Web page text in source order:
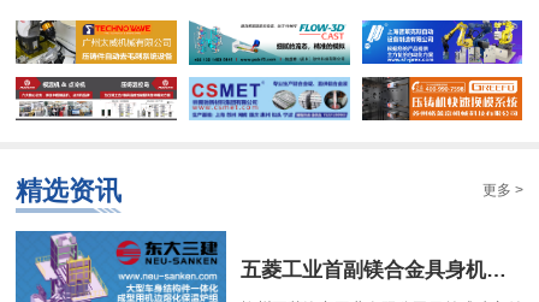
精选资讯 更多 >
​五菱工业首副镁合金具身机器人骨架成功交付